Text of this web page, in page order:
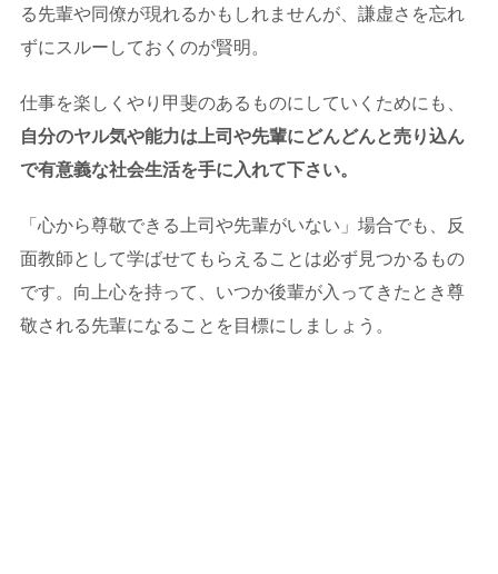
る先輩や同僚が現れるかもしれませんが、謙虚さを忘れ
ずにスルーしておくのが賢明。
仕事を楽しくやり甲斐のあるものにしていくためにも、
自分のヤル気や能力は上司や先輩にどんどんと売り込ん
で有意義な社会生活を手に入れて下さい。
「心から尊敬できる上司や先輩がいない」場合でも、反
面教師として学ばせてもらえることは必ず見つかるもの
です。向上心を持って、いつか後輩が入ってきたとき尊
敬される先輩になることを目標にしましょう。